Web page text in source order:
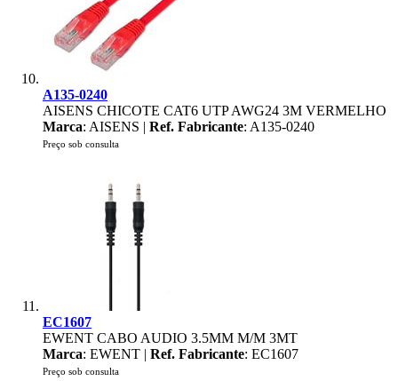
A135-0240
AISENS CHICOTE CAT6 UTP AWG24 3M VERMELHO
Marca: AISENS | Ref. Fabricante: A135-0240
Preço sob consulta
EC1607
EWENT CABO AUDIO 3.5MM M/M 3MT
Marca: EWENT | Ref. Fabricante: EC1607
Preço sob consulta